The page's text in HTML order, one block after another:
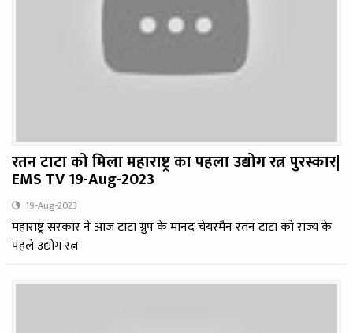
रतन टाटा को मिला महाराष्ट्र का पहला उद्योग रत्न पुरस्कार|
EMS TV 19-Aug-2023
19-Aug-2023
महाराष्ट्र सरकार ने आज टाटा ग्रुप के मानद चेयरमैन रतन टाटा को राज्य के
पहले उद्योग रत्न